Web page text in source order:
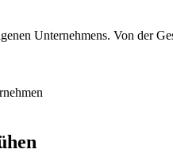
Unternehmens. Von der